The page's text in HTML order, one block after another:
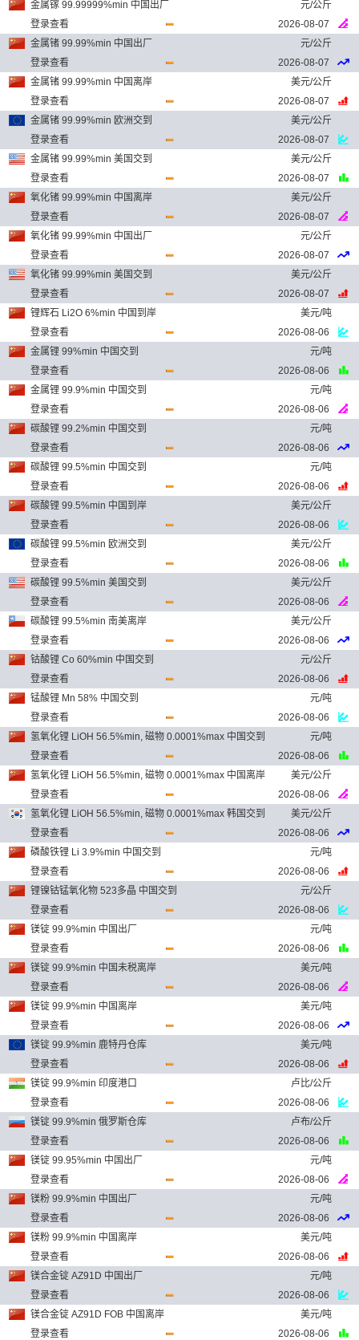
金属镓 99.99999%min 中国出厂
元/公斤
登录查看
2026-08-07
金属锗 99.99%min 中国出厂
元/公斤
登录查看
2026-08-07
金属锗 99.99%min 中国离岸
美元/公斤
登录查看
2026-08-07
金属锗 99.99%min 欧洲交到
美元/公斤
登录查看
2026-08-07
金属锗 99.99%min 美国交到
美元/公斤
登录查看
2026-08-07
氧化锗 99.99%min 中国离岸
美元/公斤
登录查看
2026-08-07
氧化锗 99.99%min 中国出厂
元/公斤
登录查看
2026-08-07
氧化锗 99.99%min 美国交到
美元/公斤
登录查看
2026-08-07
锂辉石 Li2O 6%min 中国到岸
美元/吨
登录查看
2026-08-06
金属锂 99%min 中国交到
元/吨
登录查看
2026-08-06
金属锂 99.9%min 中国交到
元/吨
登录查看
2026-08-06
碳酸锂 99.2%min 中国交到
元/吨
登录查看
2026-08-06
碳酸锂 99.5%min 中国交到
元/吨
登录查看
2026-08-06
碳酸锂 99.5%min 中国到岸
美元/公斤
登录查看
2026-08-06
碳酸锂 99.5%min 欧洲交到
美元/公斤
登录查看
2026-08-06
碳酸锂 99.5%min 美国交到
美元/公斤
登录查看
2026-08-06
碳酸锂 99.5%min 南美离岸
美元/公斤
登录查看
2026-08-06
钴酸锂 Co 60%min 中国交到
元/公斤
登录查看
2026-08-06
锰酸锂 Mn 58% 中国交到
元/吨
登录查看
2026-08-06
氢氧化锂 LiOH 56.5%min, 磁物 0.0001%max 中国交到
元/吨
登录查看
2026-08-06
氢氧化锂 LiOH 56.5%min, 磁物 0.0001%max 中国离岸
美元/公斤
登录查看
2026-08-06
氢氧化锂 LiOH 56.5%min, 磁物 0.0001%max 韩国交到
美元/公斤
登录查看
2026-08-06
磷酸铁锂 Li 3.9%min 中国交到
元/吨
登录查看
2026-08-06
锂镍钴锰氧化物 523多晶 中国交到
元/公斤
登录查看
2026-08-06
镁锭 99.9%min 中国出厂
元/吨
登录查看
2026-08-06
镁锭 99.9%min 中国未税离岸
美元/吨
登录查看
2026-08-06
镁锭 99.9%min 中国离岸
美元/吨
登录查看
2026-08-06
镁锭 99.9%min 鹿特丹仓库
美元/吨
登录查看
2026-08-06
镁锭 99.9%min 印度港口
卢比/公斤
登录查看
2026-08-06
镁锭 99.9%min 俄罗斯仓库
卢布/公斤
登录查看
2026-08-06
镁锭 99.95%min 中国出厂
元/吨
登录查看
2026-08-06
镁粉 99.9%min 中国出厂
元/吨
登录查看
2026-08-06
镁粉 99.9%min 中国离岸
美元/吨
登录查看
2026-08-06
镁合金锭 AZ91D 中国出厂
元/吨
登录查看
2026-08-06
镁合金锭 AZ91D FOB 中国离岸
美元/吨
登录查看
2026-08-06